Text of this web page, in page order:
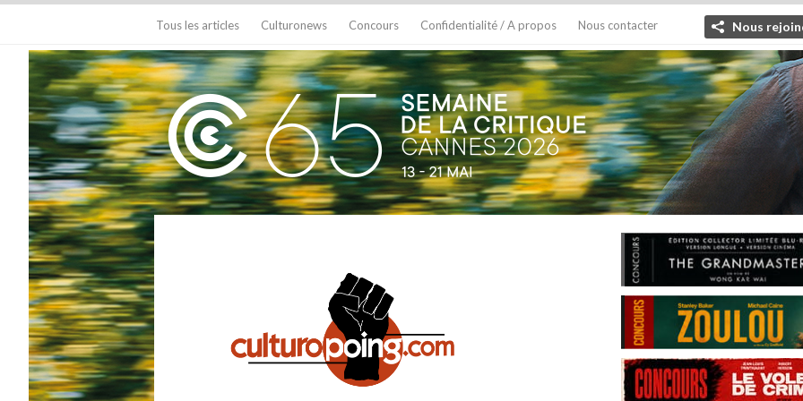
Tous les articles Culturonews Concours Confidentialité / A propos Nous contacter Nous